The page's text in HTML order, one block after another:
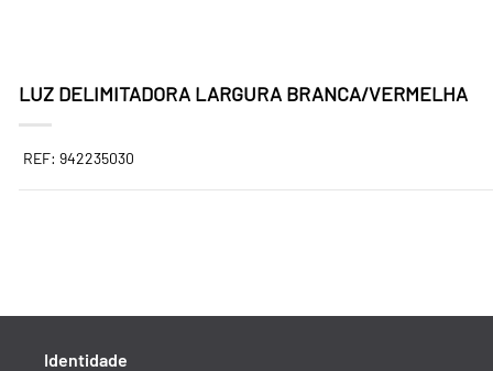
LUZ DELIMITADORA LARGURA BRANCA/VERMELHA
REF: 942235030
Identidade